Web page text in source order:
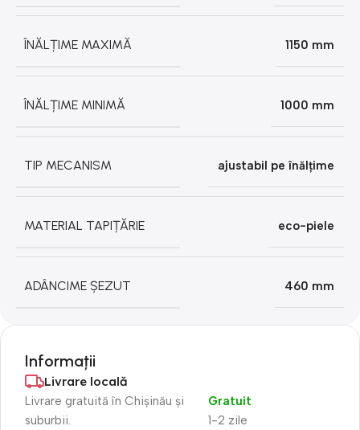
ÎNĂLȚIME MAXIMĂ 1150 mm
ÎNĂLȚIME MINIMĂ 1000 mm
TIP MECANISM ajustabil pe înălțime
MATERIAL TAPIȚĂRIE eco-piele
ADÂNCIME ȘEZUT 460 mm
Informații
Livrare locală
Livrare gratuită în Chișinău și
suburbii.
1-2 zile
Gratuit